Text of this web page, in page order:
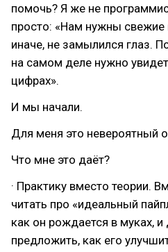
помочь? Я же не
просто: «Нам нужны
иначе, не замылился глаз.
на самом деле нужно
цифрах».
И мы начали.
Для меня это невероятный
Что мне это даёт?
· Практику вместо теории.
читать про «идеальный
как он рождается в муках,
предложить, как его